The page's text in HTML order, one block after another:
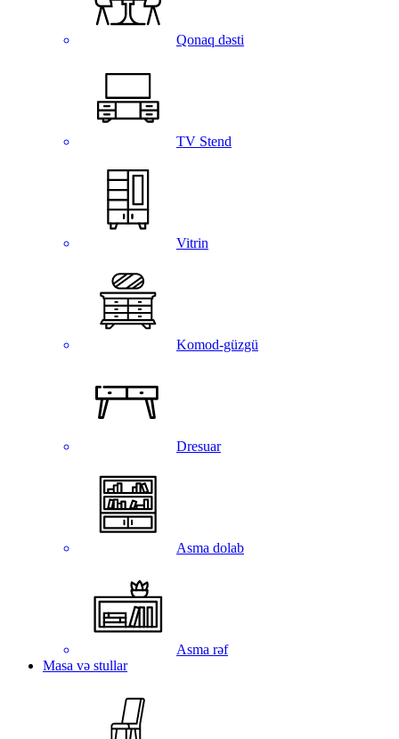
Qonaq dəsti
TV Stend
Vitrin
Komod-güzgü
Dresuar
Asma dolab
Asma rəf
Masa və stullar